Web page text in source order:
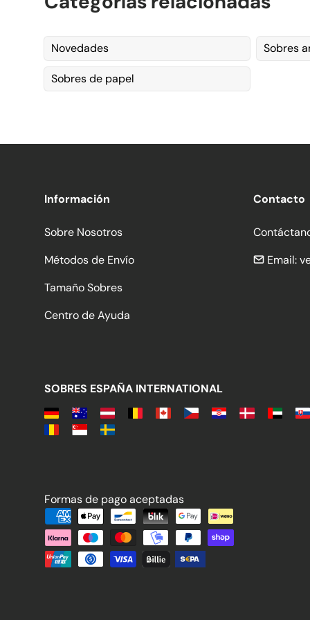
Novedades Sobres
Sobres de papel
Información
Sobre Nosotros
Métodos de Envío
Tamaño Sobres
Centro de Ayuda
Contacto
Email:
SOBRES ESPAÑA INTERNATIONAL
Formas de pago aceptadas
Formas de pago aceptadas